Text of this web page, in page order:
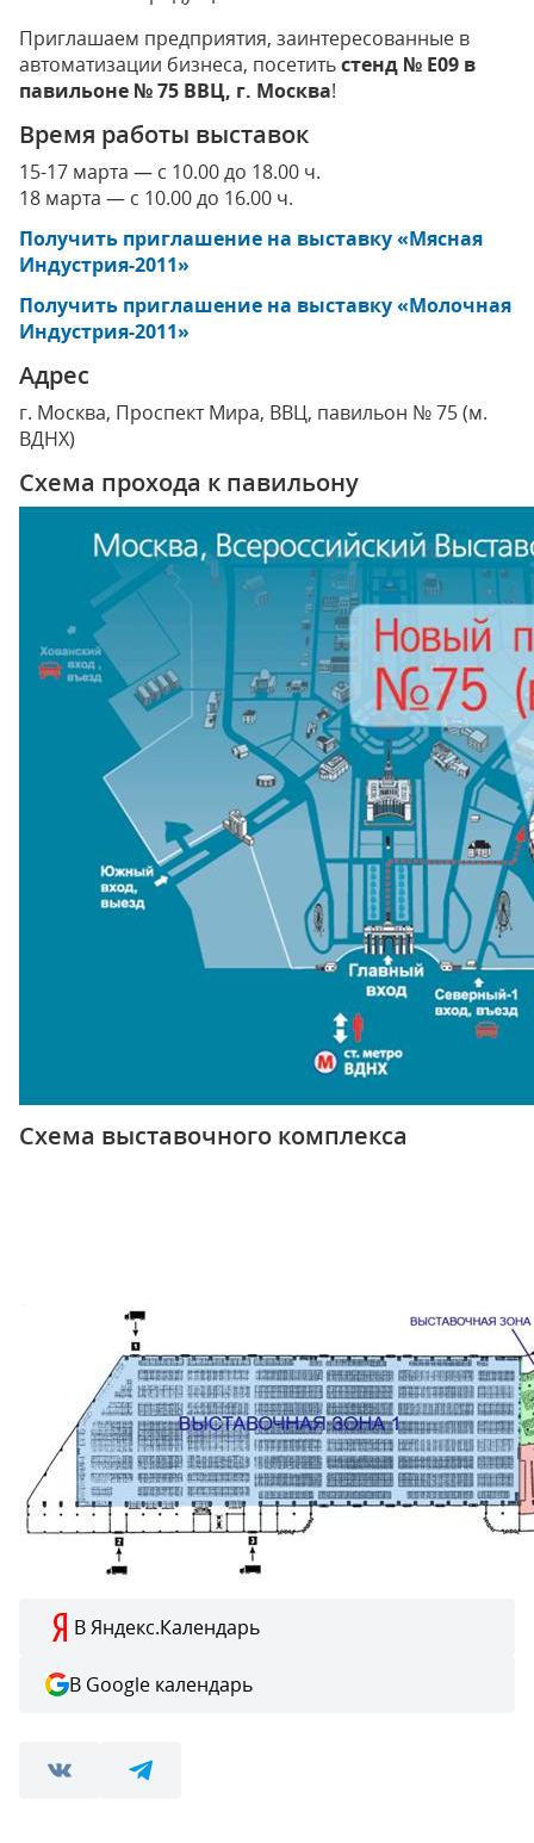
Приглашаем предприятия, заинтересованные в
автоматизации бизнеса, посетитьстенд № Е09 в
павильоне № 75 ВВЦ, г. Москва!
Время работы выставок
15-17 марта — с 10.00 до 18.00 ч.
18 марта — с 10.00 до 16.00 ч.
Получить приглашение на выставку «Мясная
Индустрия-2011»
Получить приглашение на выставку «Молочная
Индустрия-2011»
Адрес
г. Москва, Проспект Мира, ВВЦ, павильон № 75 (м.
ВДНХ)
Схема прохода к павильону
Схема выставочного комплекса
В Яндекс.Календарь
В Google календарь